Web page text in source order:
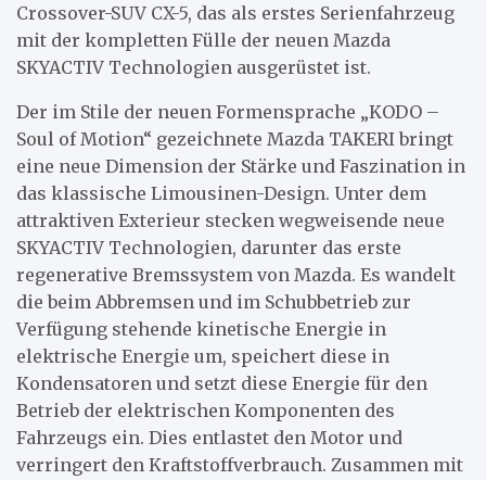
Crossover-SUV CX-5, das als erstes Serienfahrzeug
mit der kompletten Fülle der neuen Mazda
SKYACTIV Technologien ausgerüstet ist.
Der im Stile der neuen Formensprache „KODO –
Soul of Motion“ gezeichnete Mazda TAKERI bringt
eine neue Dimension der Stärke und Faszination in
das klassische Limousinen-Design. Unter dem
attraktiven Exterieur stecken wegweisende neue
SKYACTIV Technologien, darunter das erste
regenerative Bremssystem von Mazda. Es wandelt
die beim Abbremsen und im Schubbetrieb zur
Verfügung stehende kinetische Energie in
elektrische Energie um, speichert diese in
Kondensatoren und setzt diese Energie für den
Betrieb der elektrischen Komponenten des
Fahrzeugs ein. Dies entlastet den Motor und
verringert den Kraftstoffverbrauch. Zusammen mit